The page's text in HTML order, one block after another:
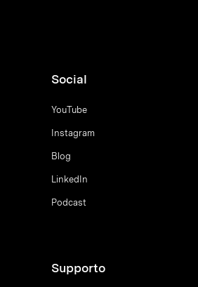
Social
YouTube
Instagram
Blog
LinkedIn
Podcast
Supporto